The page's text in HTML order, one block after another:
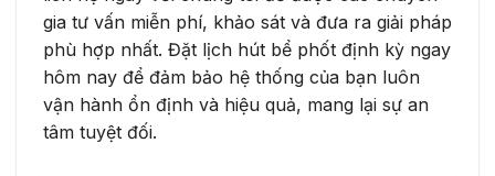
gia tư vấn miễn phí, khảo sát và đưa ra giải pháp
phù hợp nhất. Đặt lịch hút bể phốt định kỳ ngay
hôm nay để đảm bảo hệ thống của bạn luôn
vận hành ổn định và hiệu quả, mang lại sự an
tâm tuyệt đối.